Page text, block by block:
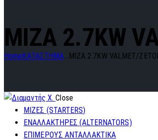
MIZA 2.7KW
Home ΚΑΤΑΣΤΗΜΑ... MIZA 2.7KW VALMET/
Close
ΜΙΖΕΣ (STARTERS)
ΕΝΑΛΛΑΚΤΗΡΕΣ (ALTERNATORS)
ΕΠΙΜΕΡΟΥΣ ΑΝΤΑΛΛΑΚΤΙΚΑ